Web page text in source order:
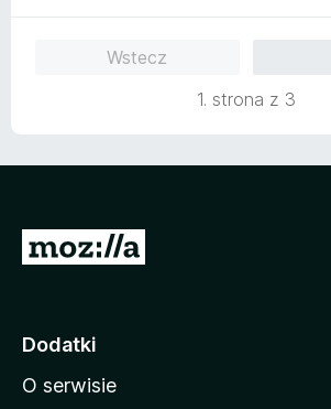
Wstecz
1. strona z 3
S
o
a
Dodatki
O serwisie